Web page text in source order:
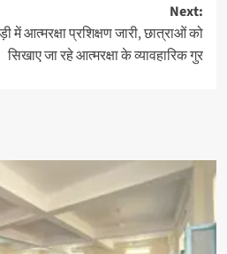
Next:
में आत्मरक्षा प्रशिक्षण जारी, छात्राओं को
सिखाए जा रहे आत्मरक्षा के व्यावहारिक गुर